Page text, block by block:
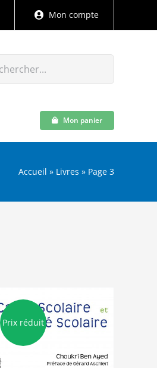
Mon compte
Mon panier
Accueil » Livres » Page 3
Prix réduit